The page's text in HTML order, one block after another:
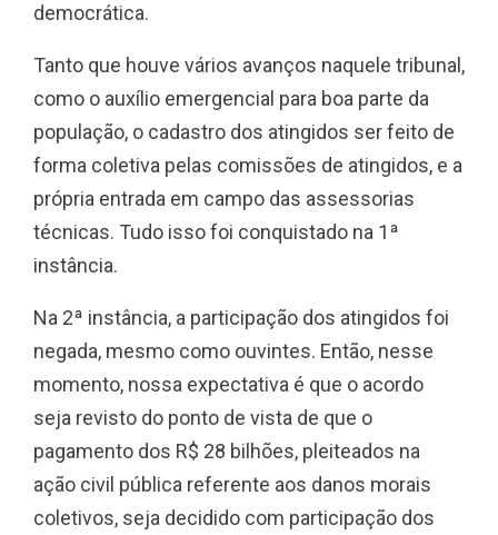
democrática.
Tanto que houve vários avanços naquele tribunal,
como o auxílio emergencial para boa parte da
população, o cadastro dos atingidos ser feito de
forma coletiva pelas comissões de atingidos, e a
própria entrada em campo das assessorias
técnicas. Tudo isso foi conquistado na 1ª
instância.
Na 2ª instância, a participação dos atingidos foi
negada, mesmo como ouvintes. Então, nesse
momento, nossa expectativa é que o acordo
seja revisto do ponto de vista de que o
pagamento dos R$ 28 bilhões, pleiteados na
ação civil pública referente aos danos morais
coletivos, seja decidido com participação dos